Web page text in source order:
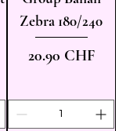
Zebra 180/240
Prix
20.90 CHF